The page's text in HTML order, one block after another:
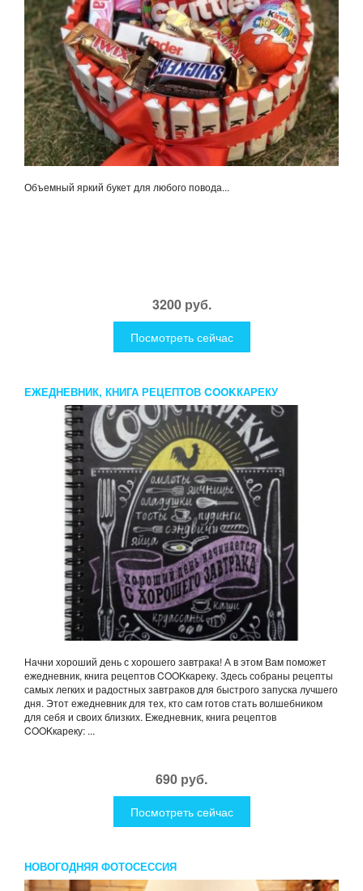
Объемный яркий букет для любого повода...
3200 руб.
Посмотреть сейчас
ЕЖЕДНЕВНИК, КНИГА РЕЦЕПТОВ COOKКАРЕКУ
Начни хороший день с хорошего завтрака! А в этом Вам поможет
ежедневник, книга рецептов COOKкареку. Здесь собраны рецепты
самых легких и радостных завтраков для быстрого запуска лучшего
дня. Этот ежедневник для тех, кто сам готов стать волшебником
для себя и своих близких. Ежедневник, книга рецептов
COOKкареку: ...
690 руб.
Посмотреть сейчас
НОВОГОДНЯЯ ФОТОСЕССИЯ